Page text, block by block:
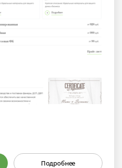
Подробнее